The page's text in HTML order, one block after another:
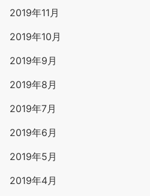
2019年11月
2019年10月
2019年9月
2019年8月
2019年7月
2019年6月
2019年5月
2019年4月